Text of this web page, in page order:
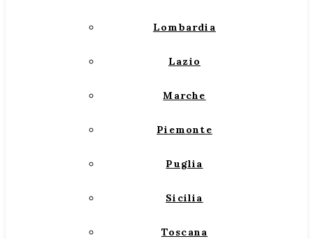
Lombardia
Lazio
Marche
Piemonte
Puglia
Sicilia
Toscana